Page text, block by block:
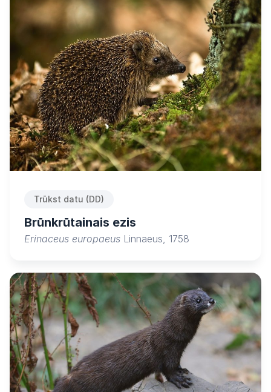
Trūkst datu (DD)
Brūnkrūtainais ezis
Erinaceus europaeus Linnaeus, 1758